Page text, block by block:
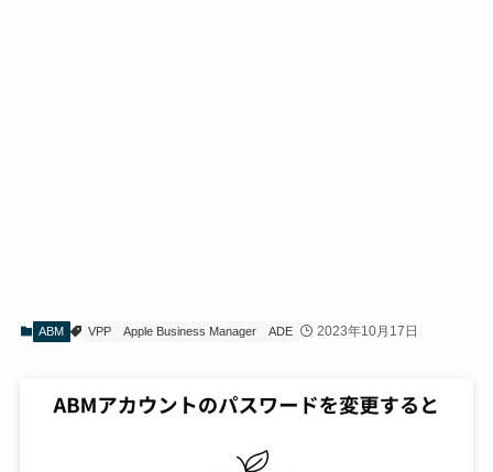
ABM VPP Apple Business Manager ADE 2023年10月17日